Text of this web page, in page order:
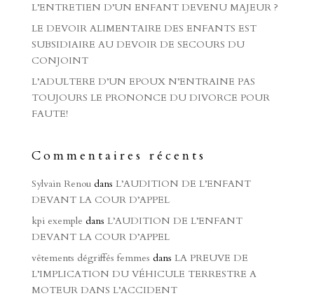
L’ENTRETIEN D’UN ENFANT DEVENU MAJEUR ?
LE DEVOIR ALIMENTAIRE DES ENFANTS EST
SUBSIDIAIRE AU DEVOIR DE SECOURS DU
CONJOINT
L’ADULTERE D’UN EPOUX N’ENTRAINE PAS
TOUJOURS LE PRONONCE DU DIVORCE POUR
FAUTE!
Commentaires récents
Sylvain Renoudans L’AUDITION DE L’ENFANT
DEVANT LA COUR D’APPEL
kpi exemple dans L’AUDITION DE L’ENFANT
DEVANT LA COUR D’APPEL
vêtements dégriffés femmes dans LA PREUVE DE
L’IMPLICATION DU VÉHICULE TERRESTRE A
MOTEUR DANS L’ACCIDENT